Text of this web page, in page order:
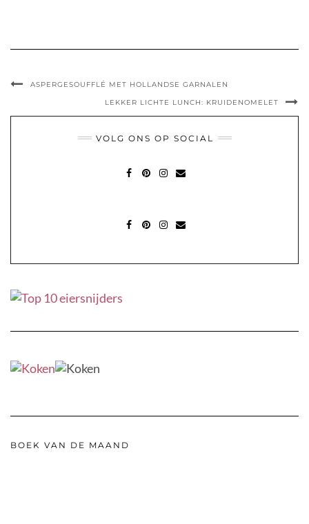
ASPERGESOUFFLÉ MET HOLLANDSE GARNALEN
LEKKER LICHTE LUNCH: KRUIDENOMELET
VOLG ONS OP SOCIAL
BOEK VAN DE MAAND